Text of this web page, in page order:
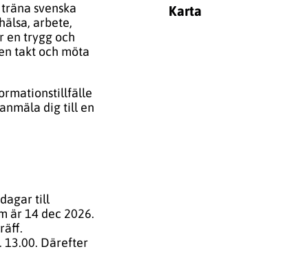
svenska
arbete,
en trygg och
takt och möta
dig till en
till
är 14 dec 2026.
13.00. Därefter
Karta